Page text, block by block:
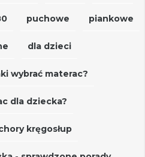
puchowe piankowe
dla dzieci
wybrać materac?
dla dziecka?
kręgosłup